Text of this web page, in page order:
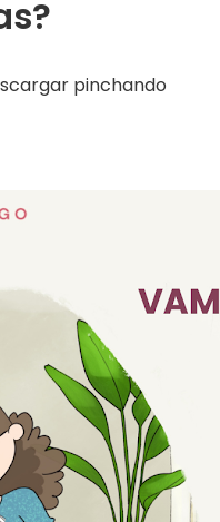
pinchando